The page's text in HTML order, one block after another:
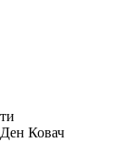
Ден Ковач